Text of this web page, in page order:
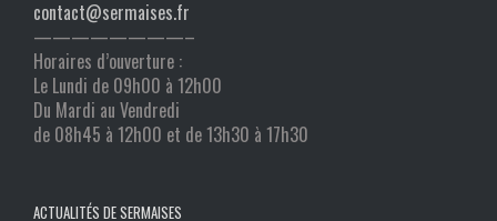
contact@sermaises.fr
————————–
Horaires d’ouverture :
Le Lundi de 09h00 à 12h00
Du Mardi au Vendredi
de 08h45 à 12h00 et de 13h30 à 17h30
ACTUALITÉS DE SERMAISES